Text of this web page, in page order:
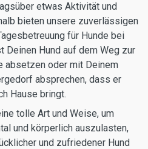
etwas Aktivität und
bieten unsere zuverlässigen
für Hunde bei
Deinen Hund auf dem Weg zur
absetzen oder mit Deinem
absprechen, dass er
Hause bringt.
tolle Art und Weise, um
und körperlich auszulasten,
und zufriedener Hund